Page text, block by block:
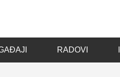
RADOVI